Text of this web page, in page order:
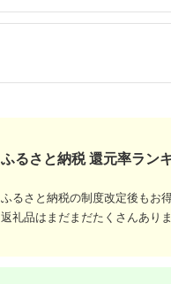
2026年11月下旬より
0013-
ふるさと納税 還元率ラン
ふるさと納税の制度改定後もお
返礼品はまだまだたくさんあり